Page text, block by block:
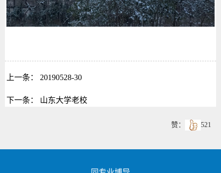
上一条： 20190528-30
下一条： 山东大学老校
521
赞：